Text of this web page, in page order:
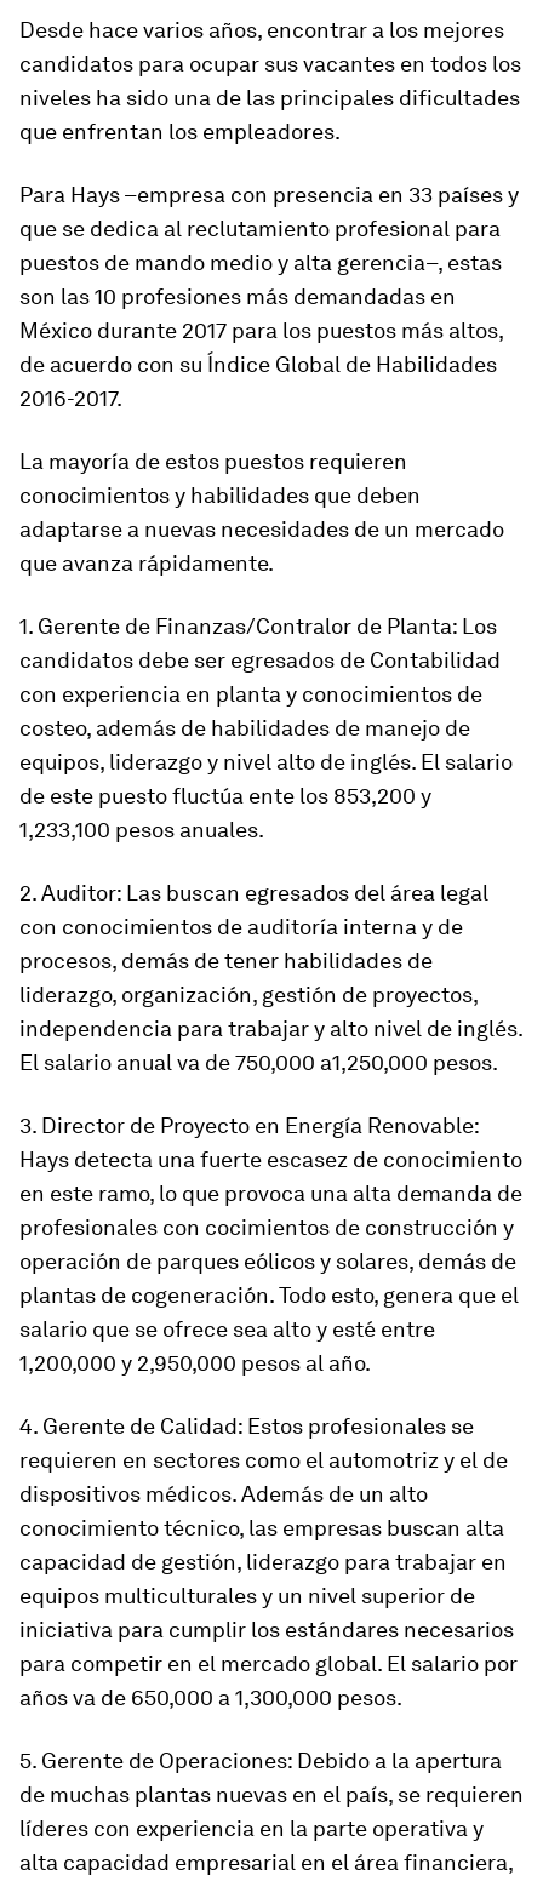
Desde hace varios años, encontrar a los mejores
candidatos para ocupar sus vacantes en todos los
niveles ha sido una de las principales dificultades
que enfrentan los empleadores.
Para Hays –empresa con presencia en 33 países y
que se dedica al reclutamiento profesional para
puestos de mando medio y alta gerencia–, estas
son las 10 profesiones más demandadas en
México durante 2017 para los puestos más altos,
de acuerdo con su Índice Global de Habilidades
2016-2017.
La mayoría de estos puestos requieren
conocimientos y habilidades que deben
adaptarse a nuevas necesidades de un mercado
que avanza rápidamente.
1. Gerente de Finanzas/Contralor de Planta: Los
candidatos debe ser egresados de Contabilidad
con experiencia en planta y conocimientos de
costeo, además de habilidades de manejo de
equipos, liderazgo y nivel alto de inglés. El salario
de este puesto fluctúa ente los 853,200 y
1,233,100 pesos anuales.
2. Auditor: Las buscan egresados del área legal
con conocimientos de auditoría interna y de
procesos, demás de tener habilidades de
liderazgo, organización, gestión de proyectos,
independencia para trabajar y alto nivel de inglés.
El salario anual va de 750,000 a1,250,000 pesos.
3. Director de Proyecto en Energía Renovable:
Hays detecta una fuerte escasez de conocimiento
en este ramo, lo que provoca una alta demanda de
profesionales con cocimientos de construcción y
operación de parques eólicos y solares, demás de
plantas de cogeneración. Todo esto, genera que el
salario que se ofrece sea alto y esté entre
1,200,000 y 2,950,000 pesos al año.
4. Gerente de Calidad: Estos profesionales se
requieren en sectores como el automotriz y el de
dispositivos médicos. Además de un alto
conocimiento técnico, las empresas buscan alta
capacidad de gestión, liderazgo para trabajar en
equipos multiculturales y un nivel superior de
iniciativa para cumplir los estándares necesarios
para competir en el mercado global. El salario por
años va de 650,000 a 1,300,000 pesos.
5. Gerente de Operaciones: Debido a la apertura
de muchas plantas nuevas en el país, se requieren
líderes con experiencia en la parte operativa y
alta capacidad empresarial en el área financiera,